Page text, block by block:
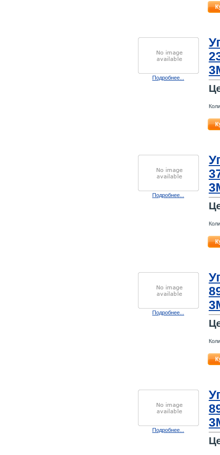
Подробнее...
Подробнее...
Подробнее...
Подробнее...